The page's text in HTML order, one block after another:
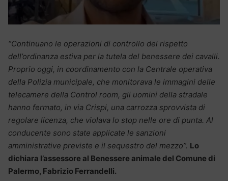
“Continuano le operazioni di controllo del rispetto
dell’ordinanza estiva per la tutela del benessere dei cavalli.
Proprio oggi, in coordinamento con la Centrale operativa
della Polizia municipale, che monitorava le immagini delle
telecamere della Control room, gli uomini della stradale
hanno fermato, in via Crispi, una carrozza sprovvista di
regolare licenza, che violava lo stop nelle ore di punta. Al
conducente sono state applicate le sanzioni
amministrative previste e il sequestro del mezzo”. Lo
dichiara l’assessore al Benessere animale del Comune di
Palermo, Fabrizio Ferrandelli.